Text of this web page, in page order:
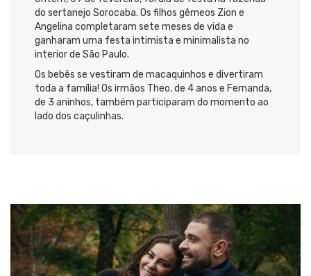
do sertanejo Sorocaba. Os filhos gêmeos Zion e
Angelina completaram sete meses de vida e
ganharam uma festa intimista e minimalista no
interior de São Paulo.
Os bebês se vestiram de macaquinhos e divertiram
toda a família! Os irmãos Theo, de 4 anos e Fernanda,
de 3 aninhos, também participaram do momento ao
lado dos caçulinhas.